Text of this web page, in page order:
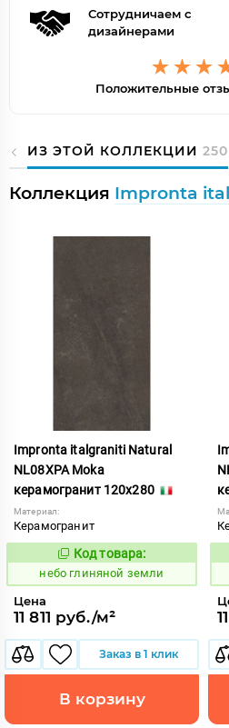
Сотрудничаем с
дизайнерами
Положительные
ИЗ ЭТОЙ КОЛЛЕКЦИИ 250
Коллекция Impronta
Impronta italgraniti Natural
NL08XPA Moka
керамогранит 120x280
Материал:
Керамогранит
1111530
Код товара:
небо глиняной земли
Цена
11 811 руб./м²
Заказ в 1 клик
В корзину